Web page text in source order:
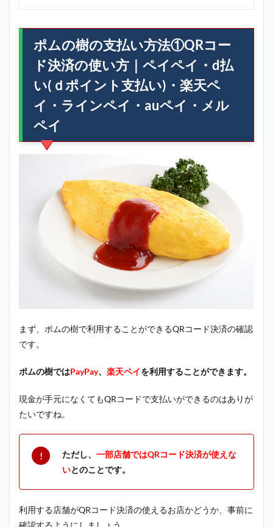
ポムの樹の支払い方法①QRコー
ド決済の使い方｜ペイペイ・d払
い(ｄポイント支払い)・楽天ペ
イ・ラインペイ・auペイ・メル
ペイ
まず、ポムの樹で利用することができるQRコード決済の確認
です。
ポムの樹ではPayPay、 楽天ペイを利用することができます。
現金が手元になくてもQRコードで支払いができるのはありが
たいですね。
ただし、 一部店舗ではQRコード決済が使えな
いとのことです。
利用する店舗がQRコード決済の使えるお店かどうか、事前に